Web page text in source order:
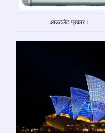
आउटलेट प्रकार I